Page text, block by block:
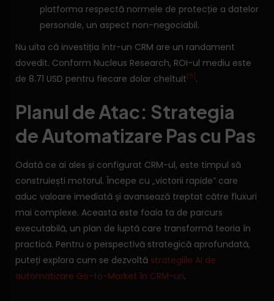
platforma respectă normele de protecție a datelor
personale, un aspect non-negociabil.
Nu uita că investiția într-un CRM are un randament
dovedit. Conform Nucleus Research, ROI-ul mediu este
de 8.71 USD pentru fiecare dolar cheltuit [5] .
Planul de Atac: Strategia
de Automatizare Pas cu Pas
Odată ce ai ales și configurat CRM-ul, este timpul să
construiești motorul. Începe cu „victorii rapide” care
aduc valoare imediată și avansează treptat către fluxuri
mai complexe. Aceasta este foaia ta de parcurs
executabilă, un plan de luptă care transformă teoria în
practică. Pentru o perspectivă strategică aprofundată,
puteți explora cum se dezvoltă strategiile AI de
automatizare Go-to-Market în CRM-uri.